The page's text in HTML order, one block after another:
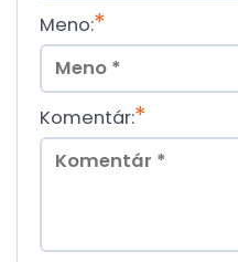
Meno:*
Komentár:*